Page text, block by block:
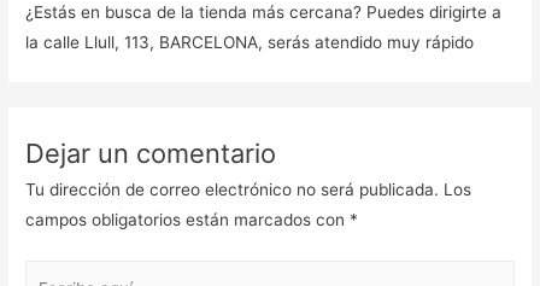
¿Estás en busca de la tienda más cercana? Puedes dirigirte a
la calle Llull, 113, BARCELONA, serás atendido muy rápido
Dejar un comentario
Tu dirección de correo electrónico no será publicada. Los
campos obligatorios están marcados con *